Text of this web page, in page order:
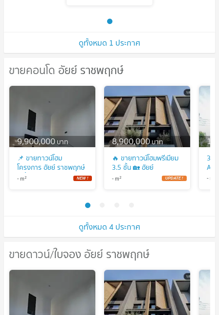
ดูทั้งหมด 1 ประกาศ
ขายคอนโด อัยย์ ราชพฤกษ์
ดูทั้งหมด 4 ประกาศ
ขายคอนโด อัยย์ ราชพฤกษ์
9,900,000บาท
📌 ขายทาวน์โฮม
โครงการ อัยย์ ราชพฤกษ์
3 ชั้น 3 ห้องนอน 4
-m2
8,900,000บาท
🔥 ขายทาวน์โฮมพรีเมียม
3.5 ชั้น 🏡 อัยย์
ราชพฤกษ์ | AI
-m2
3
AI
-m
ขายดาวน์/ใบจอง อัยย์ ราชพฤกษ์
ขายดาวน์/ใบจอง อัยย์ ราชพฤกษ์